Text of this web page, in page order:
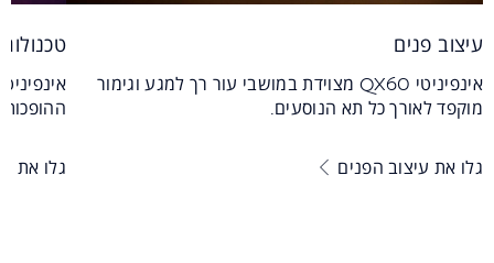
עיצוב פנים
אינפיניטי QX60 מצוידת במושבי עור רך למגע וגימור
מוקפד לאורך כל תא הנוסעים.
גלו את עיצוב הפנים גלו את